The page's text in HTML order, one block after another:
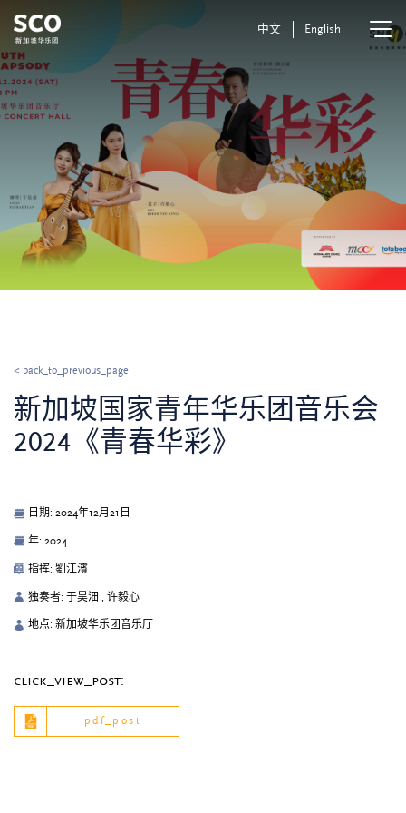
中文 English
< back_to_previous_page
新加坡国家青年华乐团音乐会
2024《青春华彩》
日期: 2024年12月21日
年: 2024
指挥: 劉江濱
独奏者: 于昊沺 , 许毅心
地点: 新加坡华乐团音乐厅
click_view_post:
pdf_post